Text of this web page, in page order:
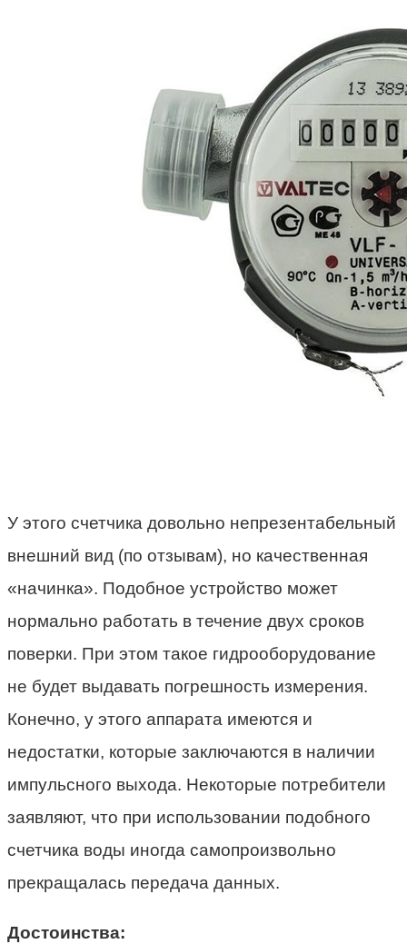
У этого счетчика довольно непрезентабельный
внешний вид (по отзывам), но качественная
«начинка». Подобное устройство может
нормально работать в течение двух сроков
поверки. При этом такое гидрооборудование
не будет выдавать погрешность измерения.
Конечно, у этого аппарата имеются и
недостатки, которые заключаются в наличии
импульсного выхода. Некоторые потребители
заявляют, что при использовании подобного
счетчика воды иногда самопроизвольно
прекращалась передача данных.
Достоинства: